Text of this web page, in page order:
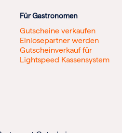
Für Gastronomen
Gutscheine verkaufen
Einlösepartner werden
Gutscheinverkauf für
Lightspeed Kassensystem